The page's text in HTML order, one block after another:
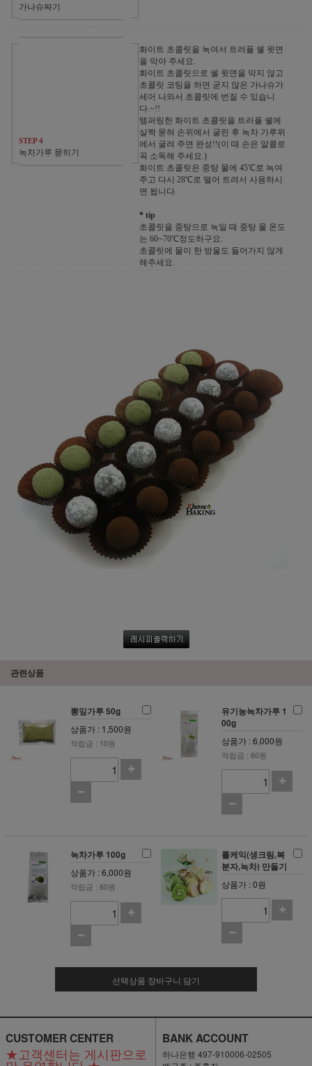
가나슈짜기
STEP 4
녹차가루 묻히기
화이트 초콜릿을 녹여서 트러플 쉘 윗면
을 막아 주세요.
화이트 초콜릿으로 쉘 윗면을 막지 않고
초콜릿 코팅을 하면 굳지 않은 가나슈가
세어 나와서 초콜릿에 번질 수 있습니
다.~!!
템퍼링한 화이트 초콜릿을 트러플 쉘에
살짝 묻혀 손위에서 굴린 후 녹차 가루위
에서 굴려 주면 완성!!(이 때 손은 알콜로
꼭 소독해 주세요.)
화이트 초콜릿은 중탕 물에 45℃로 녹여
주고 다시 28℃로 떨어 트려서 사용하시
면 됩니다.
* tip
초콜릿을 중탕으로 녹일 때 중탕 물 온도
는 60~70℃정도하구요.
초콜릿에 물이 한 방울도 들어가지 않게
해주세요.
관련상품
뽕잎가루 50g
상품가 : 1,500원
적립금 : 10원
유기농녹차가루 1
00g
상품가 : 6,000원
적립금 : 60원
녹차가루 100g
상품가 : 6,000원
적립금 : 60원
롤케익(생크림,복
분자,녹차) 만들기
상품가 : 0원
선택상품 장바구니 담기
CUSTOMER CENTER
★고객센터는 게시판으로
BANK ACCOUNT
하나은행 497-910006-02505